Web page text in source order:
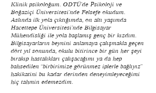
Klinik psikoloğum. ODTÜ’de Psikoloji ve
Boğaziçi Üniversitesi’nde Felsefe okudum.
Aslında ilk yola çıktığımda, on altı yaşımda
Hacettepe Üniversitesi’nde Bilgisayar
Mühendisliği ile yola başlamış genç bir kızdım.
Bilgisayarların beynini anlamaya çalışmakla geçen
dört yıl sonunda, okulu bitirince bir gün her şeyi
bırakıp hastalıkları çalışacağımı ya da hep
bahsedilen “birbirimize görünmez iplerle bağlıyız”
hakikatini bu kadar derinden deneyimleyeceğimi
hiç tahmin edemezdim.